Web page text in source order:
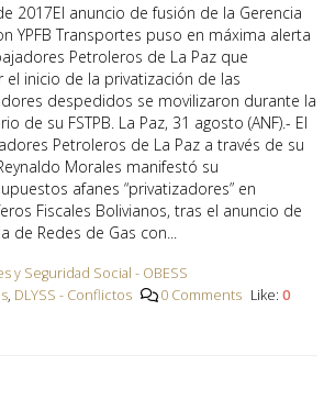
2017El anuncio de fusión de la Gerencia
YPFB Transportes puso en máxima alerta
Petroleros de La Paz que
el inicio de la privatización de las
despedidos se movilizaron durante la
de su FSTPB. La Paz, 31 agosto (ANF).- El
Petroleros de La Paz a través de su
Morales manifestó su
afanes “privatizadores” en
Fiscales Bolivianos, tras el anuncio de
de Redes de Gas con...
y Seguridad Social - OBESS
, DLYSS - Conflictos 0 Comments Like:0